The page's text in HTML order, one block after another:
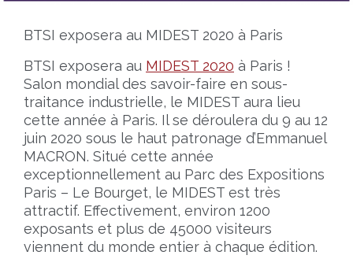
BTSI exposera au MIDEST 2020 à Paris
BTSI exposera au MIDEST 2020 à Paris !
Salon mondial des savoir-faire en sous-
traitance industrielle, le MIDEST aura lieu
cette année à Paris. Il se déroulera du 9 au 12
juin 2020 sous le haut patronage d’Emmanuel
MACRON. Situé cette année
exceptionnellement au Parc des Expositions
Paris – Le Bourget, le MIDEST est très
attractif. Effectivement, environ 1200
exposants et plus de 45000 visiteurs
viennent du monde entier à chaque édition.